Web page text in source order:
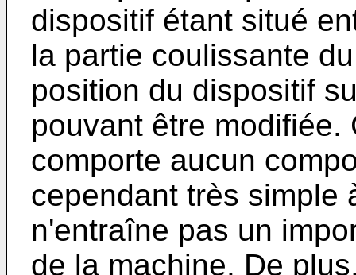
dispositif étant situé
la partie coulissante
position du dispositif
pouvant être
comporte aucun
cependant très simple
n'entraîne pas un
de la machine. De